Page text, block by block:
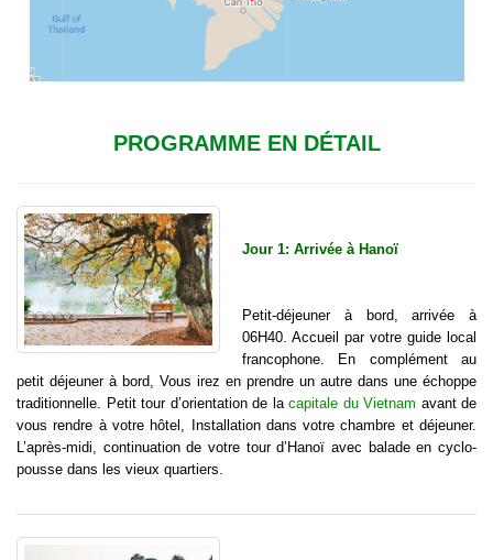
PROGRAMME EN DÉTAIL
Jour 1: Arrivée à Hanoï
Petit-déjeuner à bord, arrivée à
06H40. Accueil par votre guide local
francophone. En complément au
petit déjeuner à bord, Vous irez en prendre un autre dans une échoppe
traditionnelle. Petit tour d’orientation de la capitale du Vietnam avant de
vous rendre à votre hôtel, Installation dans votre chambre et déjeuner.
L’après-midi, continuation de votre tour d’Hanoï avec balade en cyclo-
pousse dans les vieux quartiers.